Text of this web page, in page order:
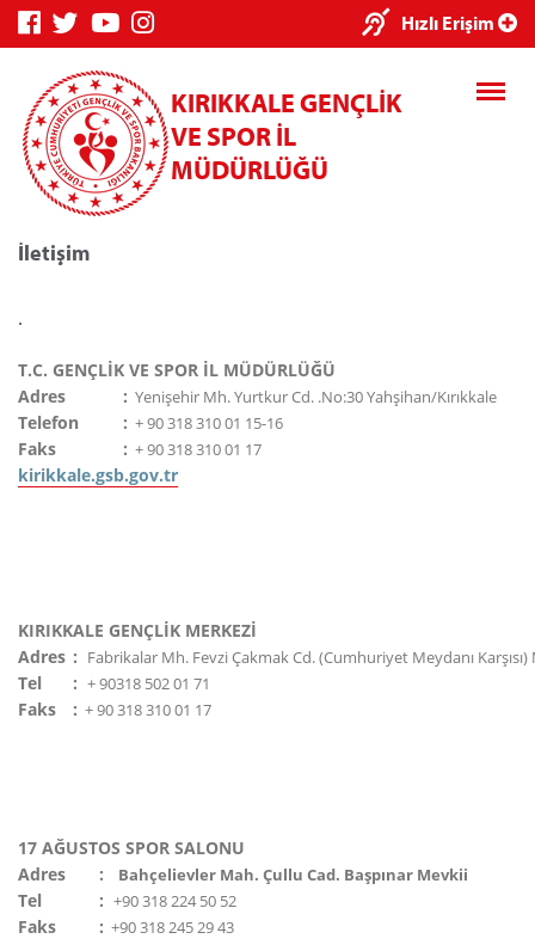
Hızlı Erişim
KIRIKKALE GENÇLİK
VE SPOR İL
MÜDÜRLÜĞÜ
İletişim
.
T.C. GENÇLİK VE SPOR İL MÜDÜRLÜĞÜ
Adres
: Yenişehir Mh. Yurtkur Cd. .No:30 Yahşihan/Kırıkkale
Telefon : + 90 318 310 01 15-16
Faks : + 90 318 310 01 17
kirikkale.gsb.gov.tr
KIRIKKALE GENÇLİK MERKEZİ
Adres : Fabrikalar Mh. Fevzi Çakmak Cd. (Cumhuriyet Meydanı Karşısı)
Tel : + 90318 502 01 71
Faks : + 90 318 310 01 17
17 AĞUSTOS SPOR SALONU
Adres
: Bahçelievler Mah. Çullu Cad. Başpınar Mevkii
Tel : +90 318 224 50 52
Faks : +90 318 245 29 43
Kredi/Yurt E-Ödeme